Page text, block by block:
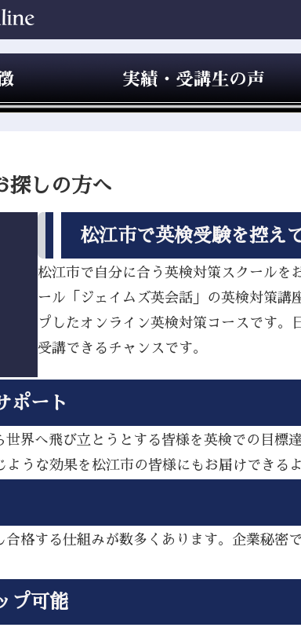
探しの方へ
松江市で英検受験を控え
松江市で自分に合う英検対策スクールを
ール「ジェイムズ英会話」の英検対策講
プしたオンライン英検対策コースです
受講できるチャンスです。
ポート
界へ飛び立とうとする皆様を英検での目標
うな効果を松江市の皆様にもお届けできる
格する仕組みが数多くあります。企業秘密
プ可能